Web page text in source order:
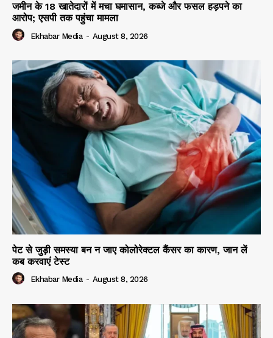
जमीन के 18 खातेदारों में मचा घमासान, कब्जे और फसल हड़पने का
आरोप; एसपी तक पहुंचा मामला
Ekhabar Media - August 8, 2026
पेट से जुड़ी समस्या बन न जाए कोलोरेक्टल कैंसर का कारण, जान लें
कब करवाएं टेस्ट
Ekhabar Media - August 8, 2026